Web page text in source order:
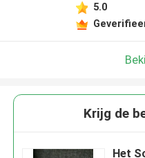
5.0
Krijg de
Het